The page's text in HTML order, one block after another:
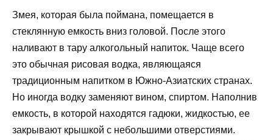
Змея, которая была поймана, помещается в
стеклянную емкость вниз головой. После этого
наливают в тару алкогольный напиток. Чаще всего
это обычная рисовая водка, являющаяся
традиционным напитком в Южно-Азиатских странах.
Но иногда водку заменяют вином, спиртом. Наполнив
емкость, в которой находятся гадюки, жидкостью, ее
закрывают крышкой с небольшими отверстиями.